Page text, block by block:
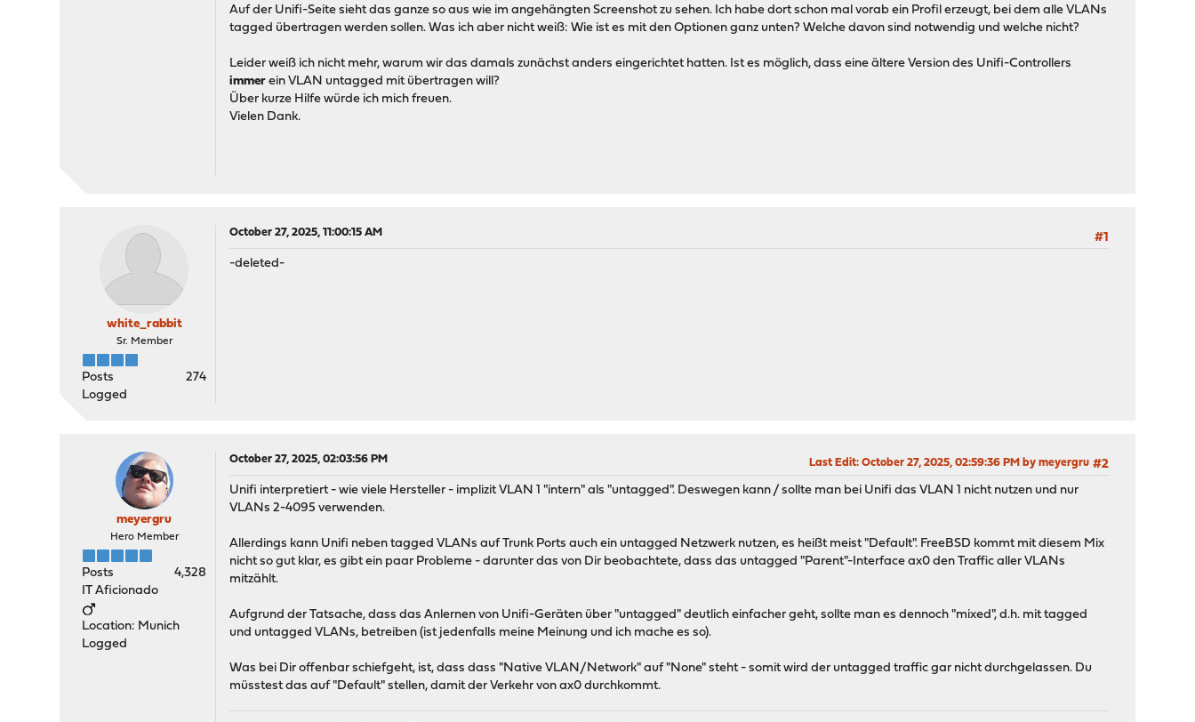
Auf der Unifi-Seite sieht das ganze so aus wie im angehängten Screenshot zu sehen. Ich habe dort schon mal vorab ein Profil erzeugt, bei dem alle VLANs
tagged übertragen werden sollen. Was ich aber nicht weiß: Wie ist es mit den Optionen ganz unten? Welche davon sind notwendig und welche nicht?
Leider weiß ich nicht mehr, warum wir das damals zunächst anders eingerichtet hatten. Ist es möglich, dass eine ältere Version des Unifi-Controllers
immer ein VLAN untagged mit übertragen will?
Über kurze Hilfe würde ich mich freuen.
Vielen Dank.
white_rabbit
Sr. Member
Posts
274
Logged
October 27, 2025, 11:00:15 AM
#1
-deleted-
meyergru
Hero Member
Posts
4,328
IT Aficionado
Location: Munich
Logged
October 27, 2025, 02:03:56 PM #2
Last Edit: October 27, 2025, 02:59:36 PM by meyergru
Unifi interpretiert - wie viele Hersteller - implizit VLAN 1 "intern" als "untagged". Deswegen kann / sollte man bei Unifi das VLAN 1 nicht nutzen und nur
VLANs 2-4095 verwenden.
Allerdings kann Unifi neben tagged VLANs auf Trunk Ports auch ein untagged Netzwerk nutzen, es heißt meist "Default". FreeBSD kommt mit diesem Mix
nicht so gut klar, es gibt ein paar Probleme - darunter das von Dir beobachtete, dass das untagged "Parent"-Interface ax0 den Traffic aller VLANs
mitzählt.
Aufgrund der Tatsache, dass das Anlernen von Unifi-Geräten über "untagged" deutlich einfacher geht, sollte man es dennoch "mixed", d.h. mit tagged
und untagged VLANs, betreiben (ist jedenfalls meine Meinung und ich mache es so).
Was bei Dir offenbar schiefgeht, ist, dass dass "Native VLAN/Network" auf "None" steht - somit wird der untagged traffic gar nicht durchgelassen. Du
müsstest das auf "Default" stellen, damit der Verkehr von ax0 durchkommt.